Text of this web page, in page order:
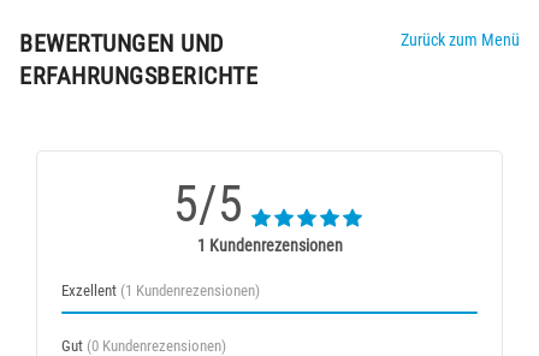
BEWERTUNGEN UND
ERFAHRUNGSBERICHTE
Zurück zum Menü
5/5
1 Kundenrezensionen
Exzellent (1 Kundenrezensionen)
Gut (0 Kundenrezensionen)